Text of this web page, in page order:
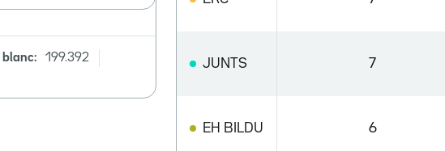
blanc:
199.392
JUNTS 7
EH BILDU 6